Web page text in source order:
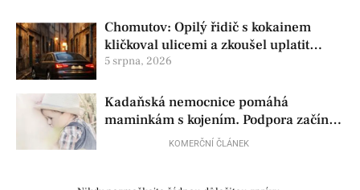
Chomutov: Opilý řidič s kokainem
kličkoval ulicemi a zkoušel uplatit
policisty
5 srpna, 2026
Kadaňská nemocnice pomáhá
maminkám s kojením. Podpora začíná
už před porodemKOMERČNÍ ČLÁNEK